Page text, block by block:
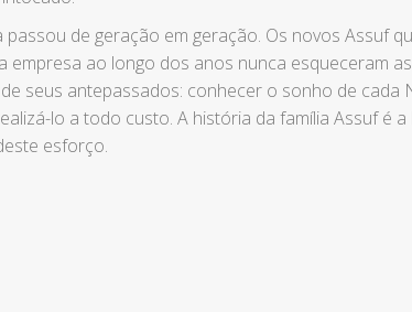
passou de geração em geração. Os novos Assuf
empresa ao longo dos anos nunca esqueceram
seus antepassados: conhecer o sonho de cada
lo a todo custo. A história da família Assuf é
esforço.